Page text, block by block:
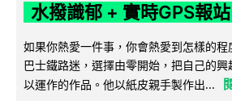
水撥識郁 + 實時GPS報站
如果你熱愛一件事，你會熱愛到怎樣的
巴士鐵路迷，選擇由零開始，把自己的
以運作的作品。他以紙皮親手製作出...